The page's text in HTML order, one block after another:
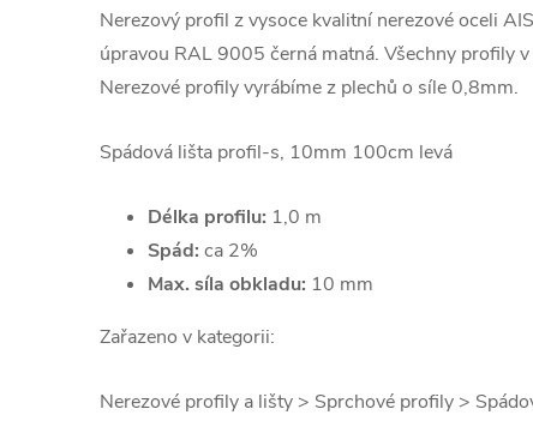
Nerezový profil z vysoce kvalitní nerezové oceli
úpravou RAL 9005 černá matná. Všechny profily
Nerezové profily vyrábíme z plechů o síle 0,8mm.
Spádová lišta profil-s, 10mm 100cm levá
Délka profilu: 1,0 m
Spád: ca 2%
Max. síla obkladu: 10 mm
Zařazeno v kategorii:
Nerezové profily a lišty > Sprchové profily >